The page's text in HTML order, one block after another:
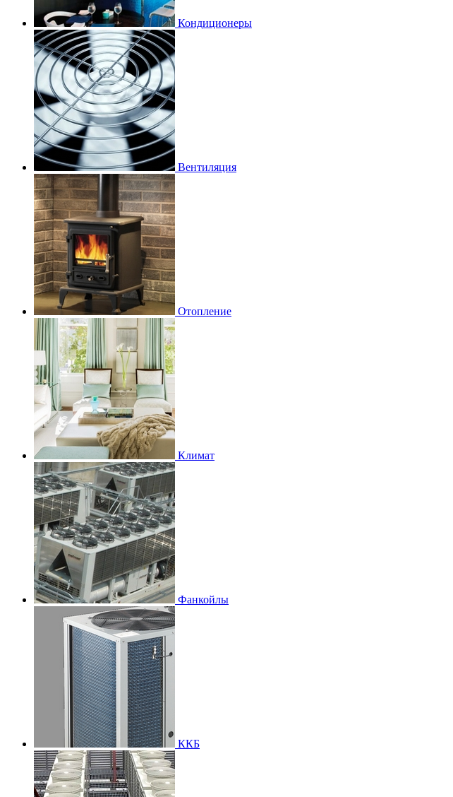
Кондиционеры
Вентиляция
Отопление
Климат
Фанкойлы
ККБ